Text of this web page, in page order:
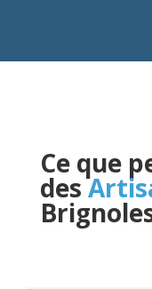
Ce que
des